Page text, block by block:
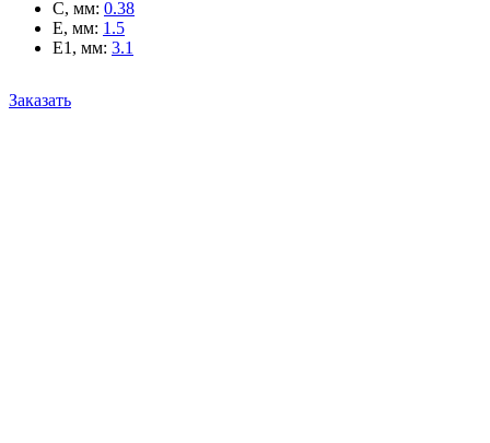
C, мм: 0.38
E, мм: 1.5
E1, мм: 3.1
Заказать